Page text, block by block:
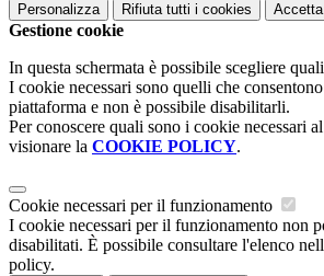
Personalizza Rifiuta tutti i cookies
Gestione cookie
In questa schermata è possibile scegliere
I cookie necessari sono quelli che
piattaforma e non è possibile disabilitarli.
Per conoscere quali sono i cookie necessari
visionare la COOKIE POLICY.
Cookie necessari per il funzionamento
I cookie necessari per il funzionamento non
disabilitati. È possibile consultare l'elenco
policy.